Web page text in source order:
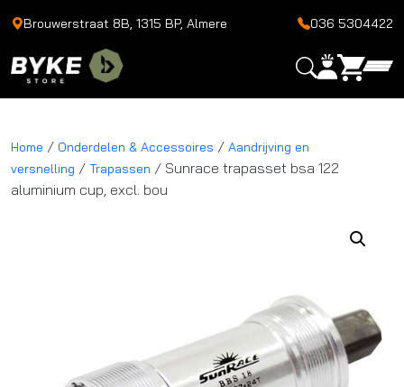
Brouwerstraat 8B, 1315 BP, Almere 036 5304422
Home / Onderdelen & Accessoires / Aandrijving en
versnelling / Trapassen / Sunrace trapasset bsa 122
aluminium cup, excl. bou